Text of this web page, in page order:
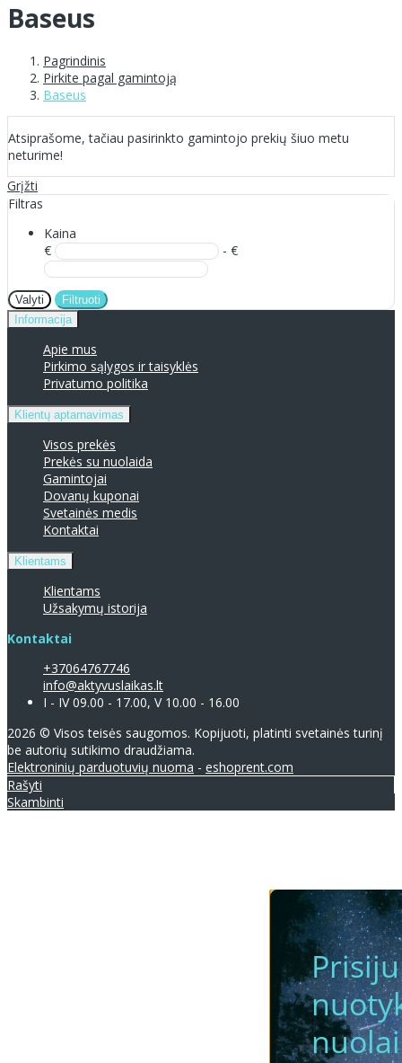
Baseus
Pagrindinis
Pirkite pagal gamintoją
Baseus
Atsiprašome, tačiau pasirinkto gamintojo prekių šiuo metu
neturime!
Grįžti
Filtras
Kaina
€
- €
Valyti
Filtruoti
Informacija
Apie mus
Pirkimo sąlygos ir taisyklės
Privatumo politika
Klientų aptarnavimas
Visos prekės
Prekės su nuolaida
Gamintojai
Dovanų kuponai
Svetainės medis
Kontaktai
Klientams
Klientams
Užsakymų istorija
Kontaktai
+37064767746
info@aktyvuslaikas.lt
I - IV 09.00 - 17.00, V 10.00 - 16.00
2026 © Visos teisės saugomos. Kopijuoti, platinti svetainės turinį
be autorių sutikimo draudžiama.
Elektroninių parduotuvių nuoma - eshoprent.com
Rašyti
Skambinti